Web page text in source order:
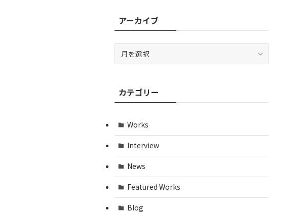
アーカイブ
ブカテゴリー
Works
Interview
News
Featured Works
Blog